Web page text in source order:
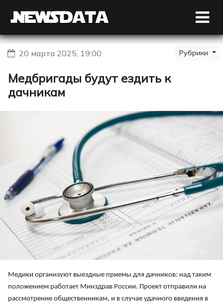
20 марта 2025, 19:00 Рубрики
Медбригады будут ездить к
дачникам
Медики организуют выездные приемы для дачников: над таким
положением работает Минздрав России. Проект отправили на
рассмотрение общественникам, и в случае удачного введения в